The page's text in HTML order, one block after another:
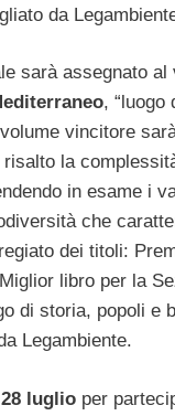
da
sarà assegnato al
, “luogo
vincitore
la
in esame i
che
dei titoli:
libro per la
di storia, popoli e
Legambiente.
28 luglio per